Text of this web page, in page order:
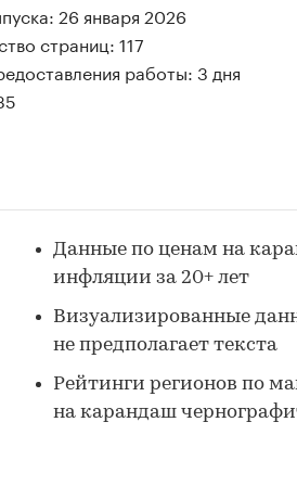
26 января 2026
страниц: 117
работы: 3 дня
Данные по ценам на
инфляции за 20+ лет
Визуализированные
не предполагает текста
Рейтинги регионов по
на карандаш